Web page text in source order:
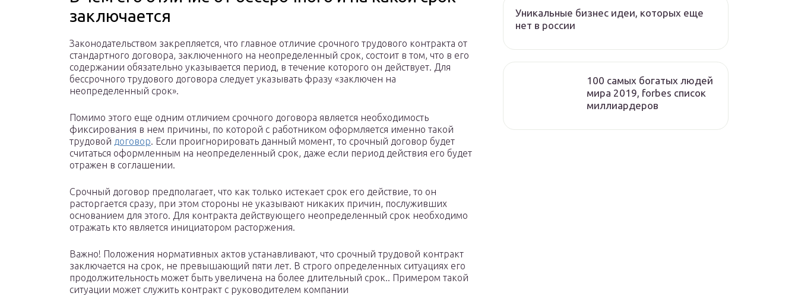
заключается
Законодательством закрепляется, что главное отличие срочного трудового контракта от
стандартного договора, заключенного на неопределенный срок, состоит в том, что в его
содержании обязательно указывается период, в течение которого он действует. Для
бессрочного трудового договора следует указывать фразу «заключен на
неопределенный срок».
Помимо этого еще одним отличием срочного договора является необходимость
фиксирования в нем причины, по которой с работником оформляется именно такой
трудовой договор. Если проигнорировать данный момент, то срочный договор будет
считаться оформленным на неопределенный срок, даже если период действия его будет
отражен в соглашении.
Срочный договор предполагает, что как только истекает срок его действие, то он
расторгается сразу, при этом стороны не указывают никаких причин, послуживших
основанием для этого. Для контракта действующего неопределенный срок необходимо
отражать кто является инициатором расторжения.
Важно! Положения нормативных актов устанавливают, что срочный трудовой контракт
заключается на срок, не превышающий пяти лет. В строго определенных ситуациях его
продолжительность может быть увеличена на более длительный срок.. Примером такой
ситуации может служить контракт с руководителем компании
Уникальные бизнес идеи, которых еще
нет в россии
100 самых богатых людей
мира 2019, forbes список
миллиардеров